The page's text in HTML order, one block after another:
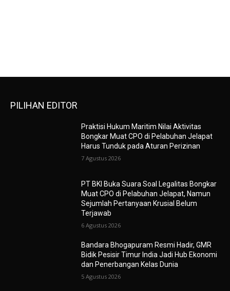
PILIHAN EDITOR
Praktisi Hukum Maritim Nilai Aktivitas
Bongkar Muat CPO di Pelabuhan Jelapat
Harus Tunduk pada Aturan Perizinan
7 Agustus 2026
PT BKI Buka Suara Soal Legalitas Bongkar
Muat CPO di Pelabuhan Jelapat, Namun
Sejumlah Pertanyaan Krusial Belum
Terjawab
6 Agustus 2026
Bandara Bhogapuram Resmi Hadir, GMR
Bidik Pesisir Timur India Jadi Hub Ekonomi
dan Penerbangan Kelas Dunia
5 Agustus 2026